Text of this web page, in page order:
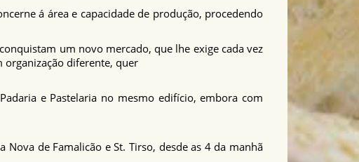
á área e capacidade de produção, procedendo
um novo mercado, que lhe exige cada vez
organização diferente, quer
e Pastelaria no mesmo edifício, embora com
de Famalicão e St. Tirso, desde as 4 da manhã